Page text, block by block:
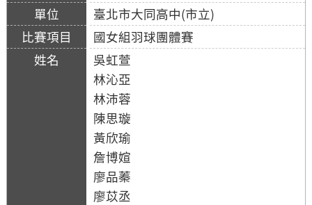
臺北市大同高中(市立)
國女組羽球團體賽
吳虹萱
林沁亞
林沛蓉
陳思璇
黃欣瑜
詹博媗
廖品蓁
廖苡丞